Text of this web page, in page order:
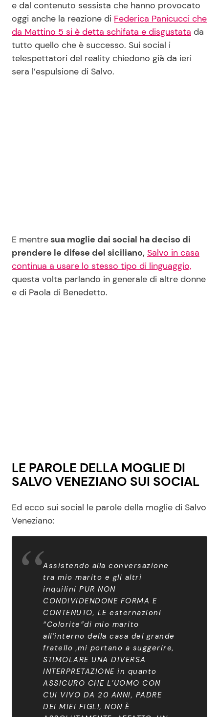
Viaggi e Turismo
Festività
Ricette Feste
Ricette per Bambini
Pubblicità
Privacy Policy
e dal contenuto sessista che hanno provocato
oggi anche la reazione di Federica Panicucci che
da Mattino 5 si è detta schifata e disgustata da
tutto quello che è successo. Sui social i
telespettatori del reality chiedono già da ieri
sera l’espulsione di Salvo.
E mentresua moglie dai social ha deciso di
prendere le difese del siciliano, Salvo in casa
continua a usare lo stesso tipo di linguaggio,
questa volta parlando in generale di altre donne
e di Paola di Benedetto.
LE PAROLE DELLA MOGLIE DI
SALVO VENEZIANO SUI SOCIAL
Ed ecco sui social le parole della moglie di Salvo
Veneziano:
Assistendo alla conversazione
tra mio marito e gli altri
inquilini PUR NON
CONDIVIDENDONE FORMA E
CONTENUTO, LE esternazioni
“Colorite”di mio marito
all’interno della casa del grande
fratello ,mi portano a suggerire,
STIMOLARE UNA DIVERSA
INTERPRETAZIONE in quanto
ASSICURO CHE L’UOMO CON
CUI VIVO DA 20 ANNI, PADRE
DEI MIEI FIGLI, NON È